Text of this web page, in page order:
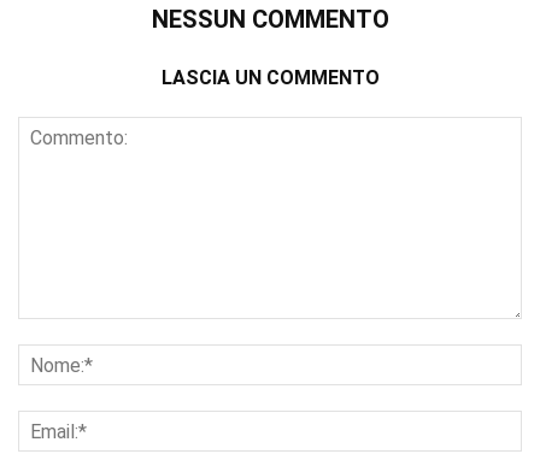
NESSUN COMMENTO
LASCIA UN COMMENTO